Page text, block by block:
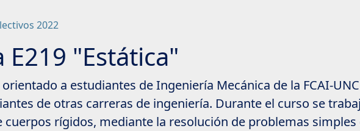
2022
E219 "Estática"
a estudiantes de Ingeniería Mecánica de la FCAI-
de otras carreras de ingeniería. Durante el curso se
cuerpos rígidos, mediante la resolución de problemas simples